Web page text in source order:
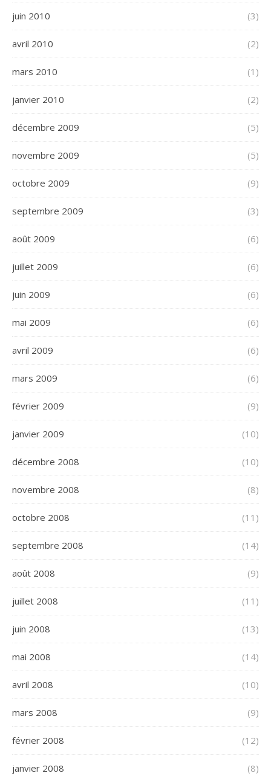
juin 2010 (3)
avril 2010 (2)
mars 2010 (1)
janvier 2010 (2)
décembre 2009 (5)
novembre 2009 (5)
octobre 2009 (9)
septembre 2009 (3)
août 2009 (6)
juillet 2009 (6)
juin 2009 (6)
mai 2009 (6)
avril 2009 (6)
mars 2009 (6)
février 2009 (9)
janvier 2009 (10)
décembre 2008 (10)
novembre 2008 (8)
octobre 2008 (11)
septembre 2008 (14)
août 2008 (9)
juillet 2008 (11)
juin 2008 (13)
mai 2008 (14)
avril 2008 (10)
mars 2008 (9)
février 2008 (12)
janvier 2008 (8)